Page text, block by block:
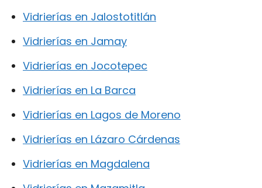
Vidrierías en Jalostotitlán
Vidrierías en Jamay
Vidrierías en Jocotepec
Vidrierías en La Barca
Vidrierías en Lagos de Moreno
Vidrierías en Lázaro Cárdenas
Vidrierías en Magdalena